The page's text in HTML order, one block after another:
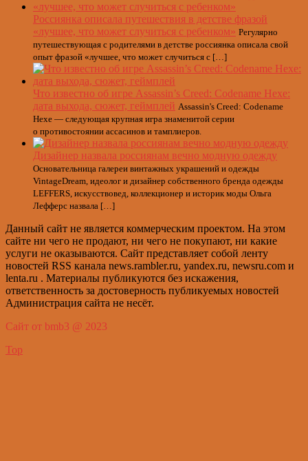
Россиянка описала путешествия в детстве фразой
«лучшее, что может случиться с ребенком» Регулярно
путешествующая с родителями в детстве россиянка описала свой
опыт фразой «лучшее, что может случиться с […]
Что известно об игре Assassin’s Creed: Codename Hexe:
дата выхода, сюжет, геймплей Assassin's Creed: Codename
Hexe — следующая крупная игра знаменитой серии
о противостоянии ассасинов и тамплиеров.
Дизайнер назвала россиянам вечно модную одежду
Основательница галереи винтажных украшений и одежды
VintageDream, идеолог и дизайнер собственного бренда одежды
LEFFERS, искусствовед, коллекционер и историк моды Ольга
Лефферс назвала […]
Данный сайт не является коммерческим проектом. На этом
сайте ни чего не продают, ни чего не покупают, ни какие
услуги не оказываются. Сайт представляет собой ленту
новостей RSS канала news.rambler.ru, yandex.ru, newsru.com и
lenta.ru . Материалы публикуются без искажения,
ответственность за достоверность публикуемых новостей
Администрация сайта не несёт.
Сайт от bmb3 @ 2023
Top